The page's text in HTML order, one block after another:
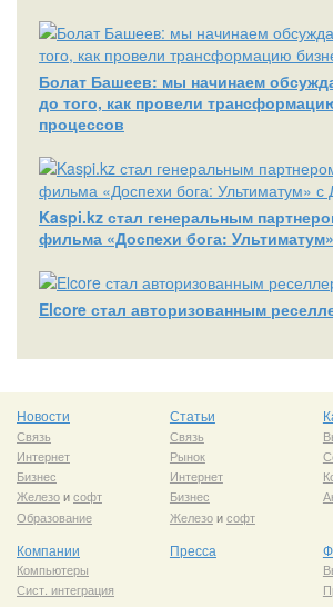
Болат Башеев: мы начинаем
до того, как провели
процессов
Kaspi.kz стал генеральным
фильма «Доспехи бога:
Elcore стал авторизованным
Новости
Связь
Интернет
Бизнес
Железоисофт
Образование
Статьи
Связь
Рынок
Интернет
Бизнес
Железоисофт
Компании
Компьютеры
Сист. интеграция
Пресса